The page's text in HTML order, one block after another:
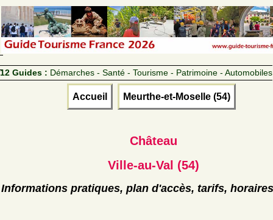
12 Guides : Démarches - Santé - Tourisme - Patrimoine - Automobiles
Accueil Meurthe-et-Moselle (54)
Château
Ville-au-Val (54)
Informations pratiques, plan d'accès, tarifs, horaires